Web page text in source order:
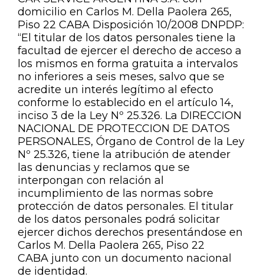
domicilio en Carlos M. Della Paolera 265,
Piso 22 CABA Disposición 10/2008 DNPDP:
“El titular de los datos personales tiene la
facultad de ejercer el derecho de acceso a
los mismos en forma gratuita a intervalos
no inferiores a seis meses, salvo que se
acredite un interés legítimo al efecto
conforme lo establecido en el artículo 14,
inciso 3 de la Ley Nº 25.326. La DIRECCION
NACIONAL DE PROTECCION DE DATOS
PERSONALES, Órgano de Control de la Ley
Nº 25.326, tiene la atribución de atender
las denuncias y reclamos que se
interpongan con relación al
incumplimiento de las normas sobre
protección de datos personales. El titular
de los datos personales podrá solicitar
ejercer dichos derechos presentándose en
Carlos M. Della Paolera 265, Piso 22
CABA junto con un documento nacional
de identidad.